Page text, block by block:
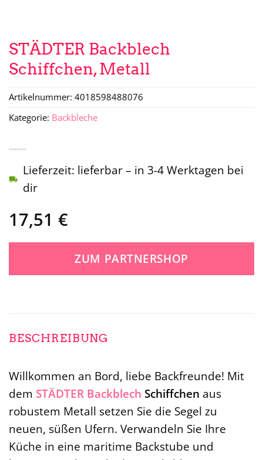
STÄDTER Backblech
Schiffchen, Metall
17,51 €
Lieferzeit: lieferbar – in 3-4 Werktagen bei
dir
ZUM PARTNERSHOP
Artikelnummer: 4018598488076
Kategorie: Backbleche
BESCHREIBUNG
Willkommen an Bord, liebe Backfreunde! Mit
dem STÄDTER Backblech Schiffchen aus
robustem Metall setzen Sie die Segel zu
neuen, süßen Ufern. Verwandeln Sie Ihre
Küche in eine maritime Backstube und